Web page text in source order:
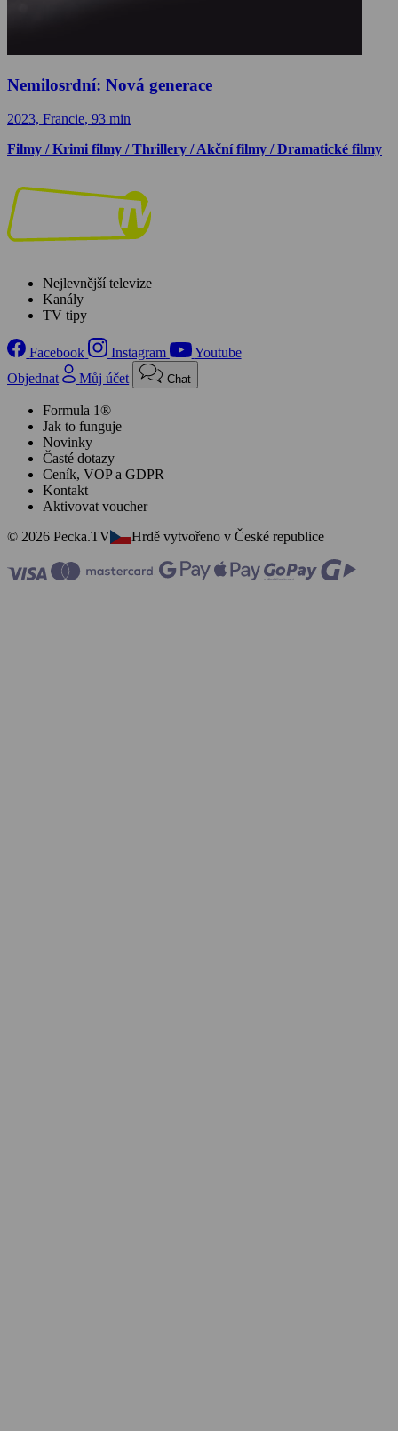
Nemilosrdní: Nová generace
2023, Francie, 93 min
Filmy / Krimi filmy / Thrillery / Akční filmy / Dramatické filmy
Nejlevnější televize
Kanály
TV tipy
Facebook Instagram
Youtube
Objednat
Můj účet Chat
Formula 1®
Jak to funguje
Novinky
Časté dotazy
Ceník, VOP a GDPR
Kontakt
Aktivovat voucher
© 2026 Pecka.TV
Hrdě vytvořeno v České republice